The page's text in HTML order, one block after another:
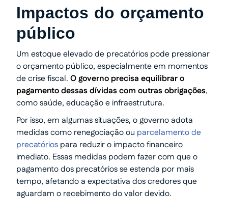
Impactos do orçamento
público
Um estoque elevado de precatórios pode pressionar
o orçamento público, especialmente em momentos
de crise fiscal. O governo precisa equilibrar o
pagamento dessas dívidas com outras obrigações,
como saúde, educação e infraestrutura.
Por isso, em algumas situações, o governo adota
medidas como renegociação ou parcelamento de
precatórios para reduzir o impacto financeiro
imediato. Essas medidas podem fazer com que o
pagamento dos precatórios se estenda por mais
tempo, afetando a expectativa dos credores que
aguardam o recebimento do valor devido.